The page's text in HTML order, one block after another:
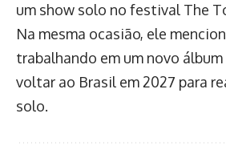
um show solo no festival The
Na mesma ocasião, ele
trabalhando em um novo
voltar ao Brasil em 2027 para
solo.